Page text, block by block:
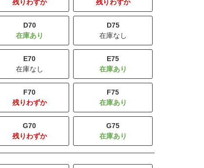
残りわずか
残りわずか
D70
D75
在庫なし
E70
在庫なし
E75
F70
残りわずか
F75
G70
残りわずか
G75